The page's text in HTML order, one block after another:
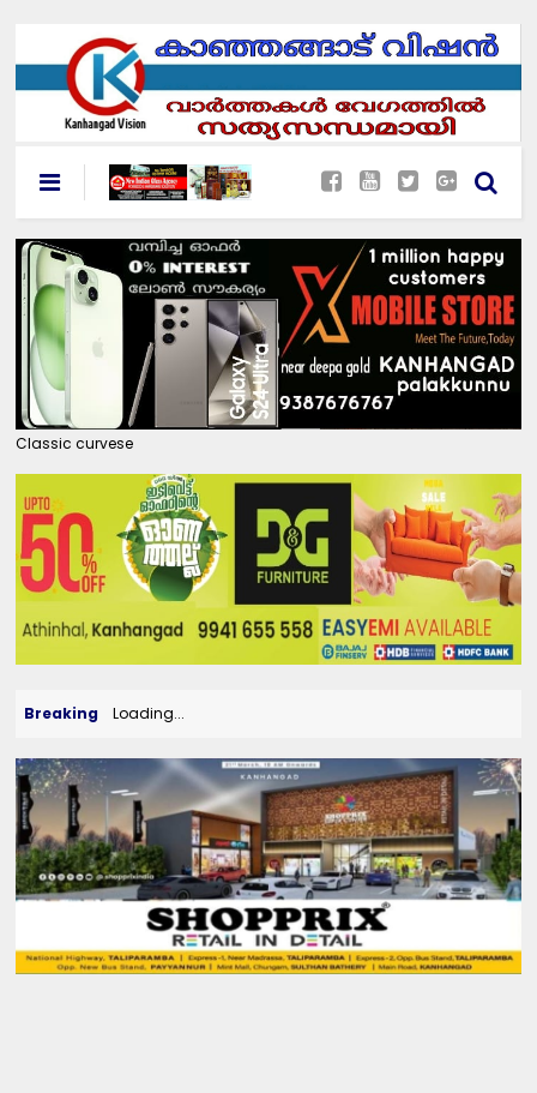
Classic curvese
Breaking Loading...